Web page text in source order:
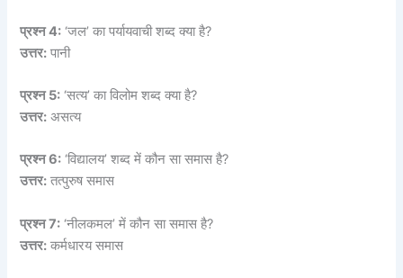
प्रश्न 4: ‘जल’ का पर्यायवाची शब्द क्या है?
उत्तर: पानी
प्रश्न 5: ‘सत्य’ का विलोम शब्द क्या है?
उत्तर: असत्य
प्रश्न 6: ‘विद्यालय’ शब्द में कौन सा समास है?
उत्तर: तत्पुरुष समास
प्रश्न 7: ‘नीलकमल’ में कौन सा समास है?
उत्तर: कर्मधारय समास